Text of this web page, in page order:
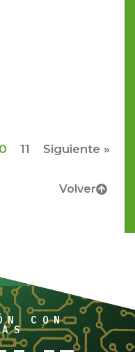
11 Siguiente »
Volver
CON